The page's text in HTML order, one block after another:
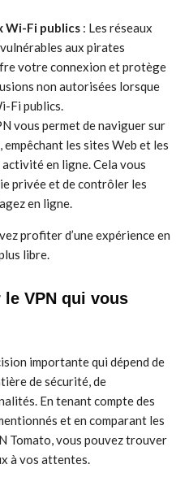
Wi-Fi publics : Les réseaux
aux pirates
votre connexion et protège
non autorisées lorsque
Fi publics.
vous permet de naviguer sur
empêchant les sites Web et les
en ligne. Cela vous
privée et de contrôler les
en ligne.
profiter d’une expérience en
libre.
VPN qui vous
importante qui dépend de
de sécurité, de
En tenant compte des
et en comparant les
Tomato, vous pouvez trouver
à vos attentes.